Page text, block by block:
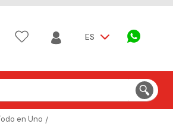
ES
Todo en Uno